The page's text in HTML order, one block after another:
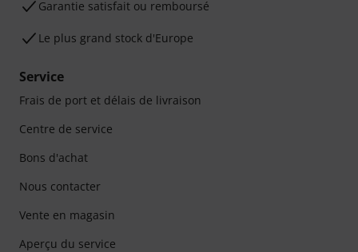
Garantie satisfait ou remboursé
Le plus grand stock d'Europe
Service
Frais de port et délais de livraison
Centre de service
Bons d'achat
Nous contacter
Vente en magasin
Aperçu du service